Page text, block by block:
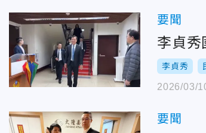
要聞
李貞
李貞秀
2026/03/
要聞